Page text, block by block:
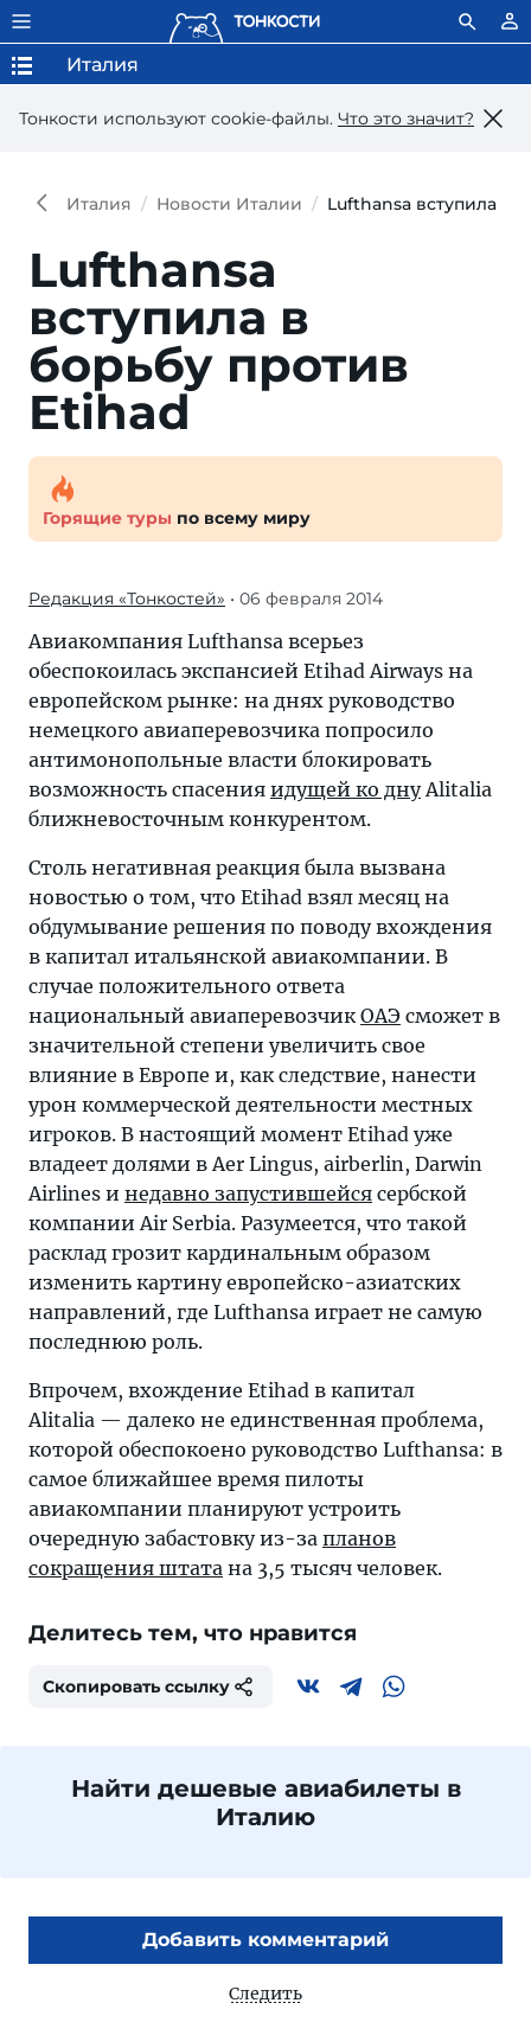
Тонкости используют сookie-файлы. Что это значит?
Италия
Италия Новости Италии Lufthansa вступила в
Lufthansa
вступила в
борьбу против
Etihad
Горящие туры по всему миру
Редакция «Тонкостей» • 06 февраля 2014
Авиакомпания Lufthansa всерьез
обеспокоилась экспансией Etihad Airways на
европейском рынке: на днях руководство
немецкого авиаперевозчика попросило
антимонопольные власти блокировать
возможность спасения идущей ко днуAlitalia
ближневосточным конкурентом.
Столь негативная реакция была вызвана
новостью о том, что Etihad взял месяц на
обдумывание решения по поводу вхождения
в капитал итальянской авиакомпании. В
случае положительного ответа
национальный авиаперевозчикОАЭ сможет в
значительной степени увеличить свое
влияние в Европе и, как следствие, нанести
урон коммерческой деятельности местных
игроков. В настоящий момент Etihad уже
владеет долями в Aer Lingus, airberlin, Darwin
Airlines и недавно запустившейся сербской
компании Air Serbia. Разумеется, что такой
расклад грозит кардинальным образом
изменить картину европейско-азиатских
направлений, где Lufthansa играет не самую
последнюю роль.
Впрочем, вхождение Etihad в капитал
Alitalia — далеко не единственная проблема,
которой обеспокоено руководство Lufthansa: в
самое ближайшее время пилоты
авиакомпании планируют устроить
очередную забастовку из-за планов
сокращения штата на 3,5 тысяч человек.
Делитесь тем, что нравится
Скопировать ссылку
Найти дешевые авиабилеты в
Италию
Добавить комментарий
Следить